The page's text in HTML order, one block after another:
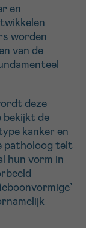
en
worden
van de
deze
bekijkt de
kanker en
patholoog telt
hun vorm in